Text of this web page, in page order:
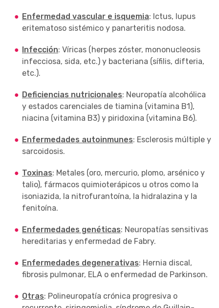
Enfermedad vascular e isquemia: Ictus, lupus
eritematoso sistémico y panarteritis nodosa.
Infección: Víricas (herpes zóster, mononucleosis
infecciosa, sida, etc.) y bacteriana (sífilis, difteria,
etc.).
Deficiencias nutricionales: Neuropatía alcohólica
y estados carenciales de tiamina (vitamina B1),
niacina (vitamina B3) y piridoxina (vitamina B6).
Enfermedades autoinmunes: Esclerosis múltiple y
sarcoidosis.
Toxinas: Metales (oro, mercurio, plomo, arsénico y
talio), fármacos quimioterápicos u otros como la
isoniazida, la nitrofurantoína, la hidralazina y la
fenitoína.
Enfermedades genéticas: Neuropatías sensitivas
hereditarias y enfermedad de Fabry.
Enfermedades degenerativas: Hernia discal,
fibrosis pulmonar, ELA o enfermedad de Parkinson.
Otras: Polineuropatía crónica progresiva o